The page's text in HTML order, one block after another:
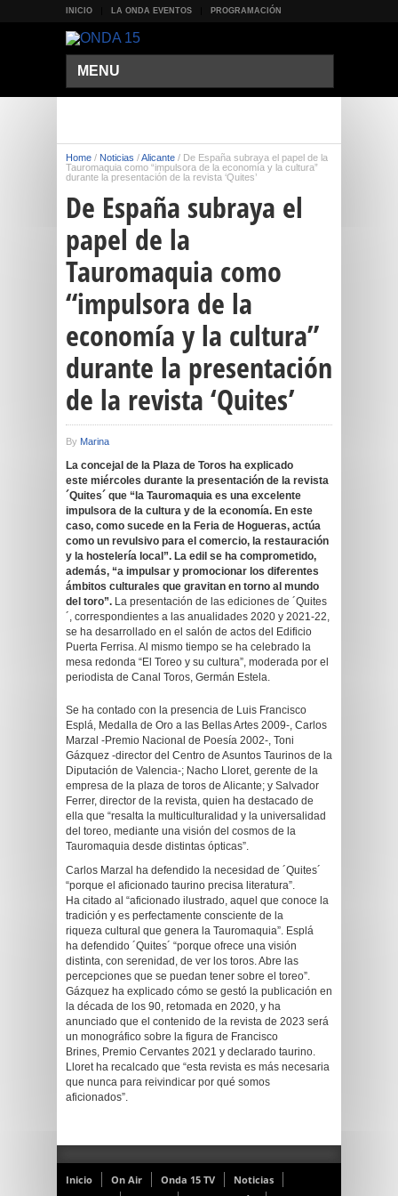
INICIO LA ONDA EVENTOS PROGRAMACIÓN
MENU
Home / Noticias /Alicante / De España subraya el papel de la
Tauromaquia como “impulsora de la economía y la cultura”
durante la presentación de la revista ‘Quites’
De España subraya el
papel de la
Tauromaquia como
“impulsora de la
economía y la cultura”
durante la presentación
de la revista ‘Quites’
By Marina
La concejal de la Plaza de Toros ha explicado
este miércoles durante la presentación de la revista
´Quites´ que “la Tauromaquia es una excelente
impulsora de la cultura y de la economía. En este
caso, como sucede en la Feria de Hogueras, actúa
como un revulsivo para el comercio, la restauración
y la hostelería local”. La edil se ha comprometido,
además, “a impulsar y promocionar los diferentes
ámbitos culturales que gravitan en torno al mundo
del toro”. La presentación de las ediciones de ´Quites
´, correspondientes a las anualidades 2020 y 2021-22,
se ha desarrollado en el salón de actos del Edificio
Puerta Ferrisa. Al mismo tiempo se ha celebrado la
mesa redonda “El Toreo y su cultura”, moderada por el
periodista de Canal Toros, Germán Estela.
Se ha contado con la presencia de Luis Francisco
Esplá, Medalla de Oro a las Bellas Artes 2009-, Carlos
Marzal -Premio Nacional de Poesía 2002-, Toni
Gázquez -director del Centro de Asuntos Taurinos de la
Diputación de Valencia-; Nacho Lloret, gerente de la
empresa de la plaza de toros de Alicante; y Salvador
Ferrer, director de la revista, quien ha destacado de
ella que “resalta la multiculturalidad y la universalidad
del toreo, mediante una visión del cosmos de la
Tauromaquia desde distintas ópticas”.
Carlos Marzal ha defendido la necesidad de ´Quites´
“porque el aficionado taurino precisa literatura”.
Ha citado al “aficionado ilustrado, aquel que conoce la
tradición y es perfectamente consciente de la
riqueza cultural que genera la Tauromaquia”. Esplá
ha defendido ´Quites´ “porque ofrece una visión
distinta, con serenidad, de ver los toros. Abre las
percepciones que se puedan tener sobre el toreo”.
Gázquez ha explicado cómo se gestó la publicación en
la década de los 90, retomada en 2020, y ha
anunciado que el contenido de la revista de 2023 será
un monográfico sobre la figura de Francisco
Brines, Premio Cervantes 2021 y declarado taurino.
Lloret ha recalcado que “esta revista es más necesaria
que nunca para reivindicar por qué somos
aficionados”.
Inicio On Air Onda 15 TV
Noticias